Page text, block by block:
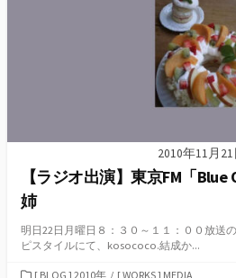
2010年11月21
【ラジオ出演】東京FM「
姉
明日22日月曜日８：３０～１１：００放送
ピスタイルにて、kosococo.結成か...
カ[ BLOG ] 2010年 / [ WORKS ] MEDIA